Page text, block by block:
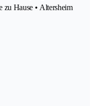
zu Hause • Altersheim